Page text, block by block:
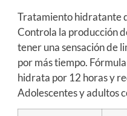
Tratamiento hidratante
Controla la producción
tener una sensación de
por más tiempo.
hidrata por 12 horas y
Adolescentes y adultos